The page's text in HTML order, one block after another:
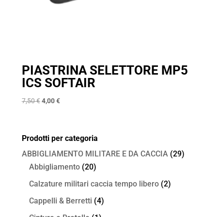
PIASTRINA SELETTORE MP5
ICS SOFTAIR
7,50€ Il
era:
7,50 €.
4,00€Il
Prodotti per categoria
ABBIGLIAMENTO MILITARE E DA CACCIA (29)
Abbigliamento (20)
Calzature militari caccia tempo libero (2)
Cappelli & Berretti (4)